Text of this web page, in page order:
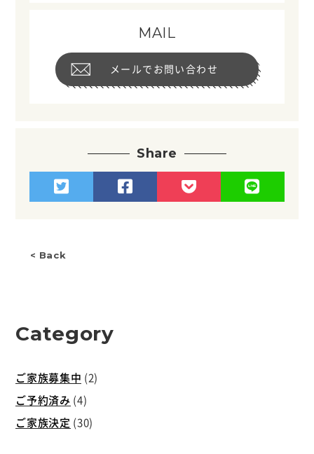
MAIL
メールでお問い合わせ
Share
< Back
Category
ご家族募集中 (2)
ご予約済み (4)
ご家族決定 (30)